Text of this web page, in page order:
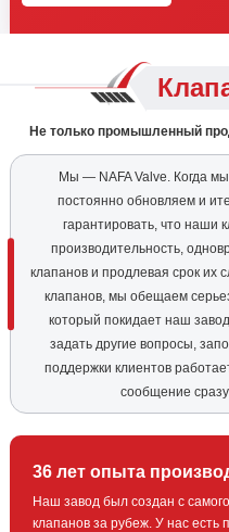
Не только промышленный
Мы — NAFA Valve. Когда
постоянно обновляем и
гарантировать, что наши
производительность,
клапанов и продлевая срок их
клапанов, мы обещаем
который покидает наш
задать другие вопросы,
поддержки клиентов
сообщение
36 лет опыта
Наш завод был создан с
клапанов за рубеж. У нас есть